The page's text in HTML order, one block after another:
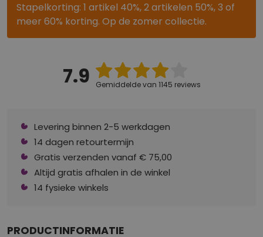
Stapelkorting: 1 artikel 40%, 2 artikelen 50%, 3 of
meer 60% korting. Op de zomer collectie.
7.9 Gemiddelde van 1145 reviews
Levering binnen 2-5 werkdagen
14 dagen retourtermijn
Gratis verzenden vanaf € 75,00
Altijd gratis afhalen in de winkel
14 fysieke winkels
PRODUCTINFORMATIE